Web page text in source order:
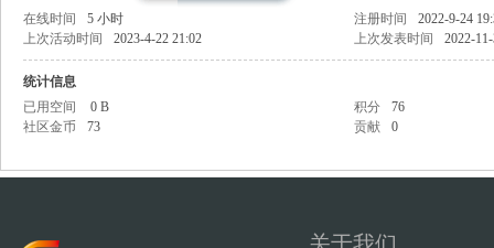
Sh
在线时间 5 小时 注册时间
2022-9-24
上次活动时间
2023-4-22 21:02 上次发表时间 2022-
统计信息
已用空间
0 B 积分
76
社区金币
73 贡献 0